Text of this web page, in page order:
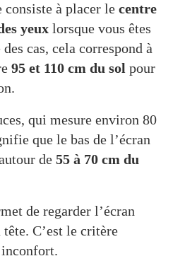
à placer le centre
yeux lorsque vous êtes
cas, cela correspond à
95 et 110 cm du sol pour
qui mesure environ 80
que le bas de l’écran
de 55 à 70 cm du
de regarder l’écran
C’est le critère